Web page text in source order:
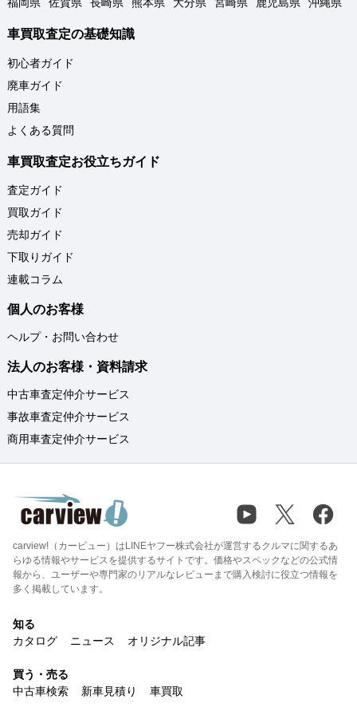
福岡県 佐賀県 長崎県 熊本県 大分県 宮崎県 鹿児島県 沖縄県
車買取査定の基礎知識
初心者ガイド
廃車ガイド
用語集
よくある質問
車買取査定お役立ちガイド
査定ガイド
買取ガイド
売却ガイド
下取りガイド
連載コラム
個人のお客様
ヘルプ・お問い合わせ
法人のお客様・資料請求
中古車査定仲介サービス
事故車査定仲介サービス
商用車査定仲介サービス
carview!（カービュー）はLINEヤフー株式会社が運営するクルマに関するあ
らゆる情報やサービスを提供するサイトです。価格やスペックなどの公式情
報から、ユーザーや専門家のリアルなレビューまで購入検討に役立つ情報を
多く掲載しています。
知る
カタログ
ニュース オリジナル記事
買う・売る
中古車検索
新車見積り 車買取